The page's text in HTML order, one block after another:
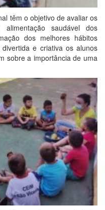
têm o objetivo de avaliar os
alimentação saudável dos
dos melhores hábitos
e criativa os alunos
sobre a importância de uma